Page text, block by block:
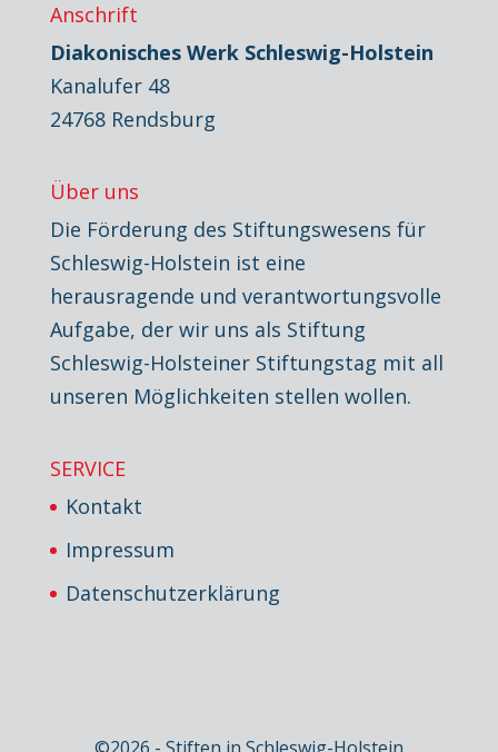
Anschrift
Diakonisches Werk Schleswig-Holstein
Kanalufer 48
24768 Rendsburg
Über uns
Die Förderung des Stiftungswesens für
Schleswig-Holstein ist eine
herausragende und verantwortungsvolle
Aufgabe, der wir uns als Stiftung
Schleswig-Holsteiner Stiftungstag mit all
unseren Möglichkeiten stellen wollen.
SERVICE
Kontakt
Impressum
Datenschutzerklärung